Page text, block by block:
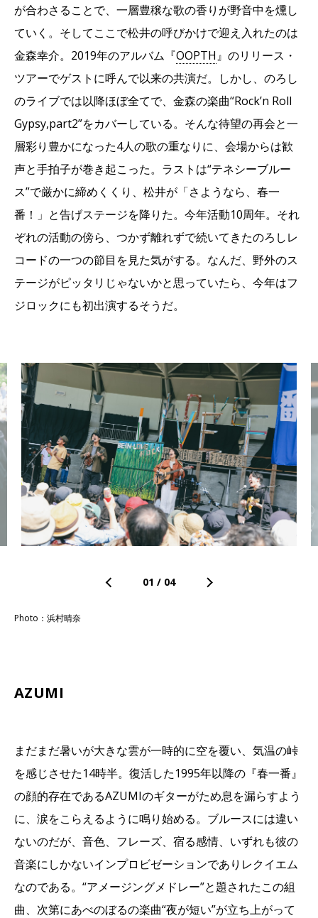
が合わさることで、一層豊穣な歌の香りが野音中を燻し
ていく。そしてここで松井の呼びかけで迎え入れたのは
金森幸介。2019年のアルバム『OOPTH』のリリース・
ツアーでゲストに呼んで以来の共演だ。しかし、のろし
のライブでは以降ほぼ全てで、金森の楽曲“Rock’n Roll
Gypsy,part2”をカバーしている。そんな待望の再会と一
層彩り豊かになった4人の歌の重なりに、会場からは歓
声と手拍子が巻き起こった。ラストは“テネシーブルー
ス”で厳かに締めくくり、松井が「さようなら、春一
番！」と告げステージを降りた。今年活動10周年。それ
ぞれの活動の傍ら、つかず離れずで続いてきたのろしレ
コードの一つの節目を見た気がする。なんだ、野外のス
テージがピッタリじゃないかと思っていたら、今年はフ
ジロックにも初出演するそうだ。
01 / 04
Photo：浜村晴奈
AZUMI
まだまだ暑いが大きな雲が一時的に空を覆い、気温の峠
を感じさせた14時半。復活した1995年以降の『春一番』
の顔的存在であるAZUMIのギターがため息を漏らすよう
に、涙をこらえるように鳴り始める。ブルースには違い
ないのだが、音色、フレーズ、宿る感情、いずれも彼の
音楽にしかないインプロビゼーションでありレクイエム
なのである。“アメージングメドレー”と題されたこの組
曲、次第にあべのぼるの楽曲“夜が短い”が立ち上がって